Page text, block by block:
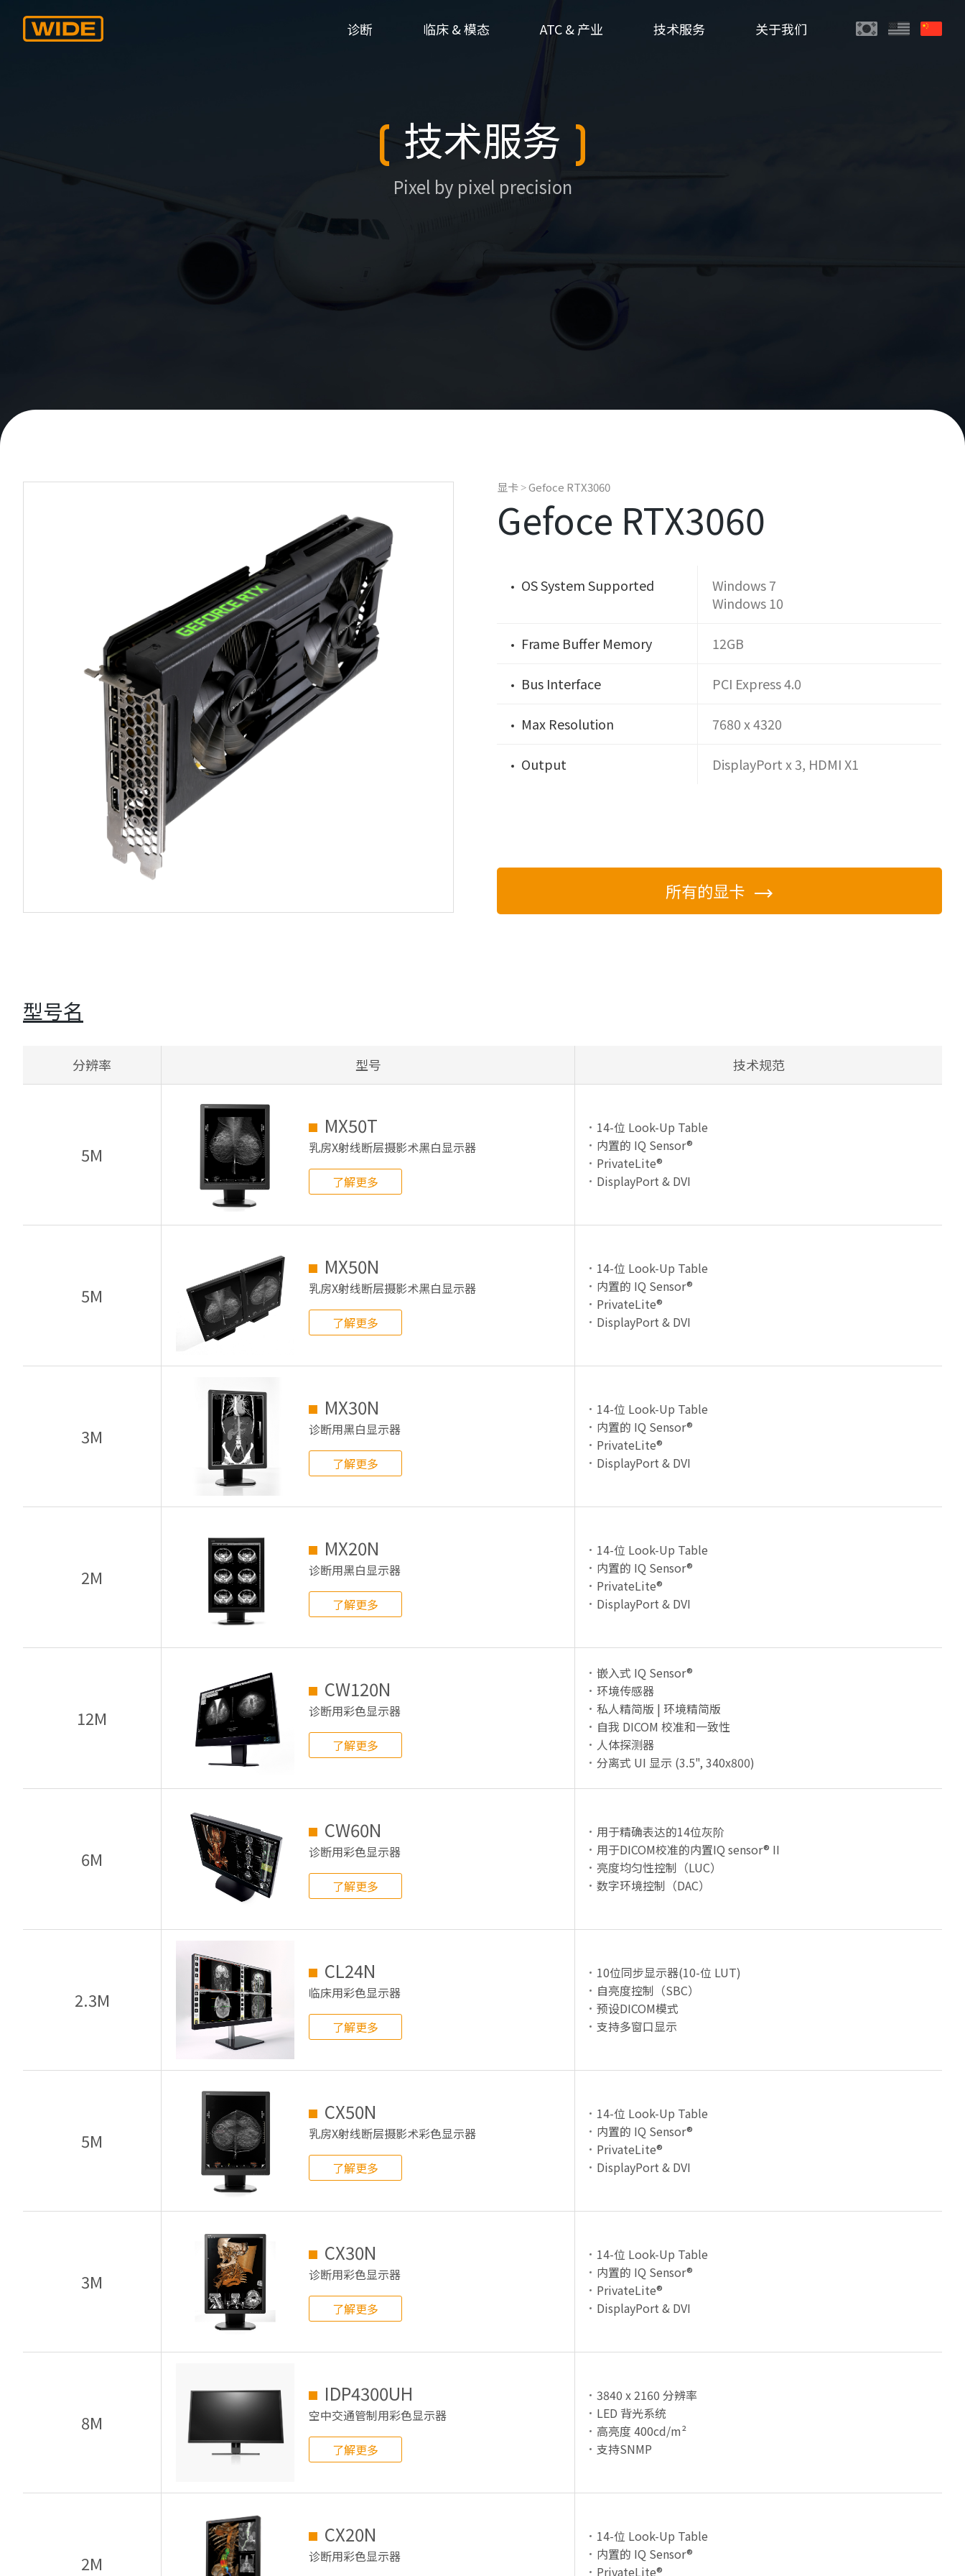
诊断 临床 & 模态 ATC & 产业 技术服务 关于我们
技术服务
Pixel by pixel precision
显卡 >Gefoce RTX3060
Gefoce RTX3060
OS System Supported
Windows 7
Windows 10
Frame Buffer Memory 12GB
Bus Interface PCI Express 4.0
Max Resolution 7680 x 4320
Output DisplayPort x 3, HDMI X1
所有的显卡
型号名
分辨率 型号 技术规范
5M
MX50T
乳房X射线断层摄影术黑白显示器
了解更多
14-位 Look-Up Table
内置的 IQ Sensor®
PrivateLite®
DisplayPort & DVI
5M
MX50N
乳房X射线断层摄影术黑白显示器
了解更多
14-位 Look-Up Table
内置的 IQ Sensor®
PrivateLite®
DisplayPort & DVI
3M
MX30N
诊断用黑白显示器
了解更多
14-位 Look-Up Table
内置的 IQ Sensor®
PrivateLite®
DisplayPort & DVI
2M
MX20N
诊断用黑白显示器
了解更多
14-位 Look-Up Table
内置的 IQ Sensor®
PrivateLite®
DisplayPort & DVI
12M
CW120N
诊断用彩色显示器
了解更多
嵌入式 IQ Sensor®
环境传感器
私人精简版 | 环境精简版
自我 DICOM 校准和一致性
人体探测器
分离式 UI 显示 (3.5", 340x800)
6M
CW60N
诊断用彩色显示器
了解更多
用于精确表达的14位灰阶
用于DICOM校准的内置IQ sensor® II
亮度均匀性控制（LUC）
数字环境控制（DAC）
2.3M
CL24N
临床用彩色显示器
了解更多
10位同步显示器(10-位 LUT)
自亮度控制（SBC）
预设DICOM模式
支持多窗口显示
5M
CX50N
乳房X射线断层摄影术彩色显示器
了解更多
14-位 Look-Up Table
内置的 IQ Sensor®
PrivateLite®
DisplayPort & DVI
3M
CX30N
诊断用彩色显示器
了解更多
14-位 Look-Up Table
内置的 IQ Sensor®
PrivateLite®
DisplayPort & DVI
8M
IDP4300UH
空中交通管制用彩色显示器
了解更多
3840 x 2160 分辨率
LED 背光系统
高亮度 400cd/m²
支持SNMP
2M
CX20N
诊断用彩色显示器
14-位 Look-Up Table
内置的 IQ Sensor®
PrivateLite®